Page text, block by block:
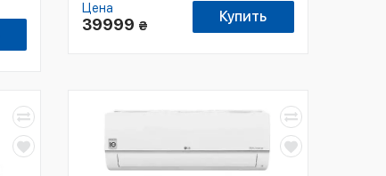
Цена
39999 ₴
Купить